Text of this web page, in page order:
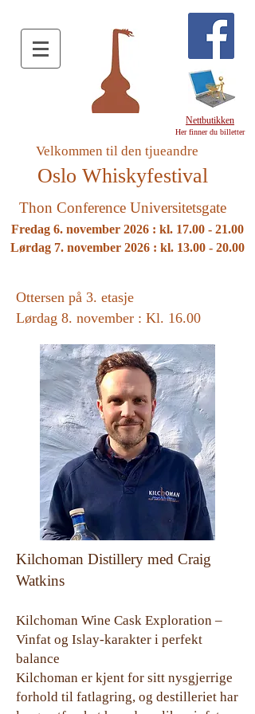
Nettbutikken
Her finner du billetter
Velkommen til den tjueandre
Oslo Whiskyfestival
Thon Conference Universitetsgate
Fredag 6. november 2026 : kl. 17.00 - 21.00
Lørdag 7. november 2026 : kl. 13.00 - 20.00
Ottersen på 3. etasje
Lørdag 8. november : Kl. 16.00
Kilchoman Distillery med Craig
Watkins
Kilchoman Wine Cask Exploration –
Vinfat og Islay-karakter i perfekt
balance
Kilchoman er kjent for sitt nysgjerrige
forhold til fatlagring, og destilleriet har